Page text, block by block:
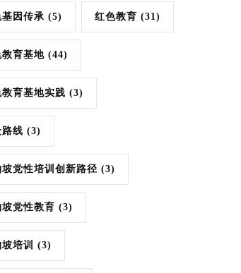
基因传承 (5) 红色教育 (31)
教育基地 (44)
教育基地实践 (3)
线 (3)
坡党性培训创新路径 (3)
党性教育 (3)
培训 (3)